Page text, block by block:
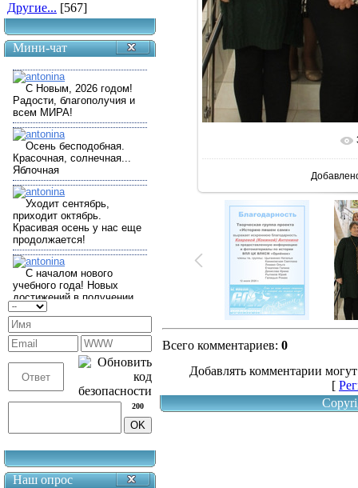
Другие... [567]
Мини-чат
200
Наш опрос
В
Всего комментариев: 0
Добавлять комментарии
[